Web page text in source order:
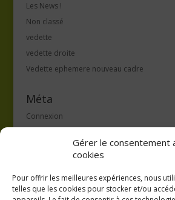
Gérer le consentement
cookies
Pour offrir les meilleures expériences, nous
telles que les cookies pour stocker et/ou
Les News !
Non classé
vedette
vedette droite
Vedette ephemere nouveau cadre
Méta
Connexion
Flux des commentaires